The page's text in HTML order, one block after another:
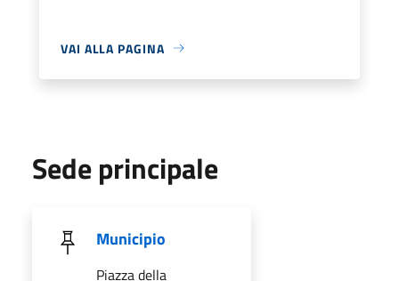
VAI ALLA PAGINA
Sede principale
Municipio
Piazza della